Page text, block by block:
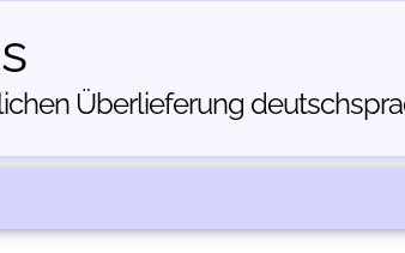
Über­lieferung